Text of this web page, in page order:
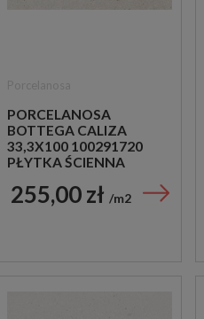
PORCELANOSA
BOTTEGA CALIZA
33,3X100 100291720
PŁYTKA ŚCIENNA
255,00 zł m2